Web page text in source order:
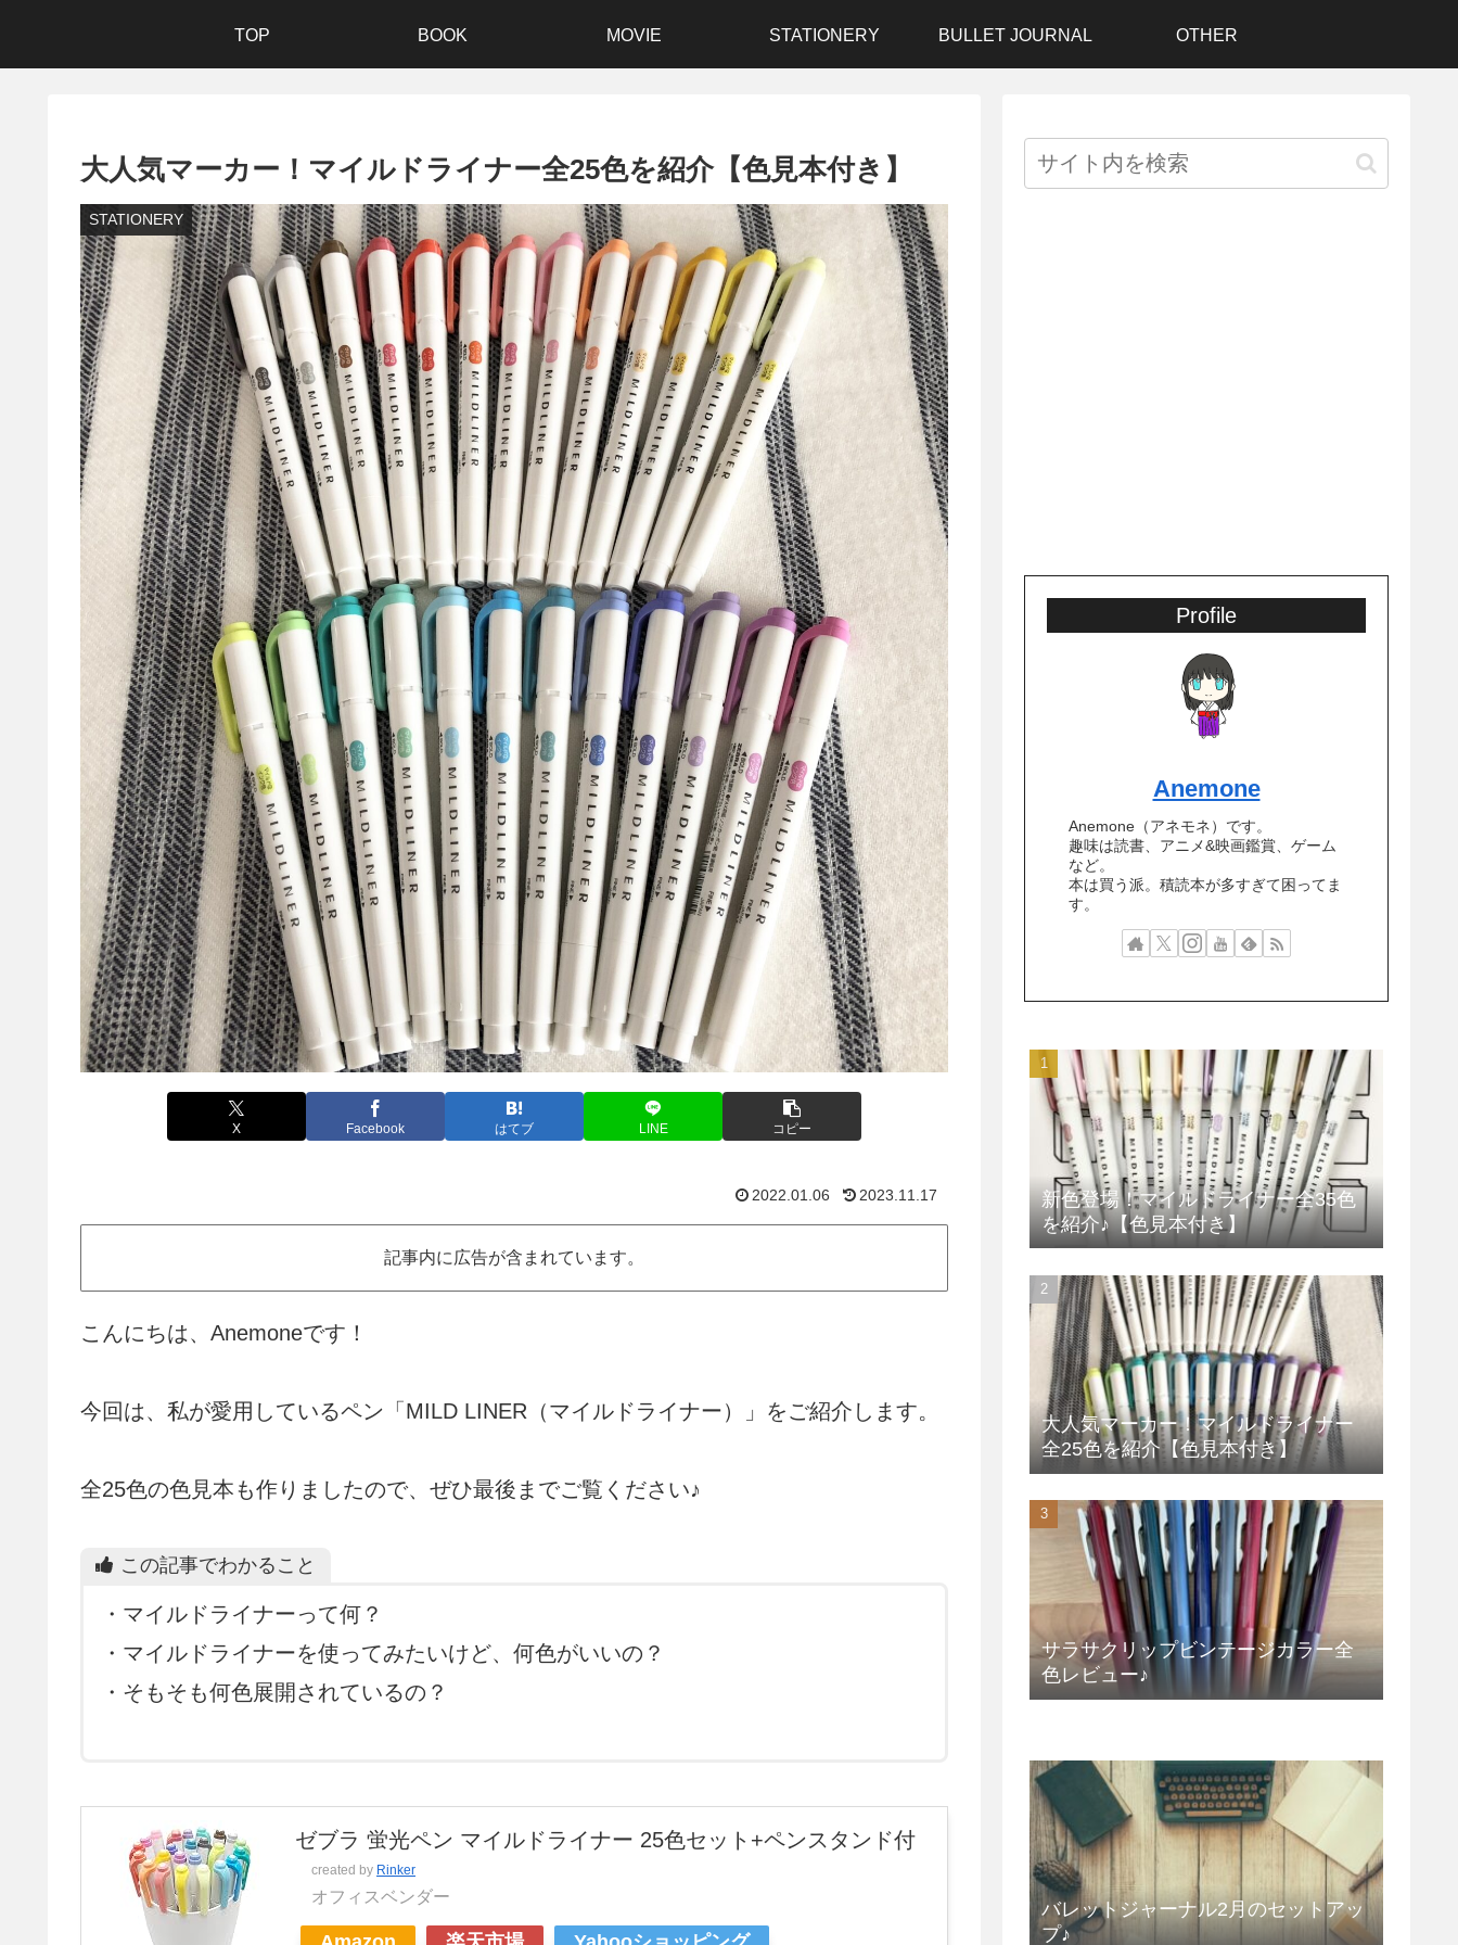
TOP BOOK MOVIE STATIONERY BULLET JOURNAL OTHER
大人気マーカー！マイルドライナー全25色を紹介【色見本付き】
STATIONERY
X Facebook はてブ LINE コピー
2022.01.06 2023.11.17
記事内に広告が含まれています。
こんにちは、Anemoneです！
今回は、私が愛用しているペン「MILD LINER（マイルドライナー）」をご紹介します。
全25色の色見本も作りましたので、ぜひ最後までご覧ください♪
この記事でわかること
・マイルドライナーって何？
・マイルドライナーを使ってみたいけど、何色がいいの？
・そもそも何色展開されているの？
ゼブラ 蛍光ペン マイルドライナー 25色セット+ペンスタンド付
created by Rinker
オフィスベンダー
Profile
Anemone
Anemone（アネモネ）です。
趣味は読書、アニメ&映画鑑賞、ゲーム
など。
本は買う派。積読本が多すぎて困ってま
す。
新色登場！マイルドライナー全35色
を紹介♪【色見本付き】
大人気マーカー！マイルドライナー
全25色を紹介【色見本付き】
サラサクリップビンテージカラー全
色レビュー♪
バレットジャーナル2月のセットアッ
プ♪